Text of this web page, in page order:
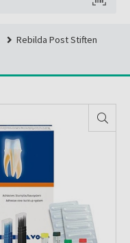
Rebilda Post Stiften